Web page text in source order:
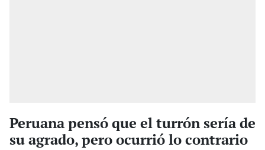
Peruana pensó que el turrón sería de
su agrado, pero ocurrió lo contrario